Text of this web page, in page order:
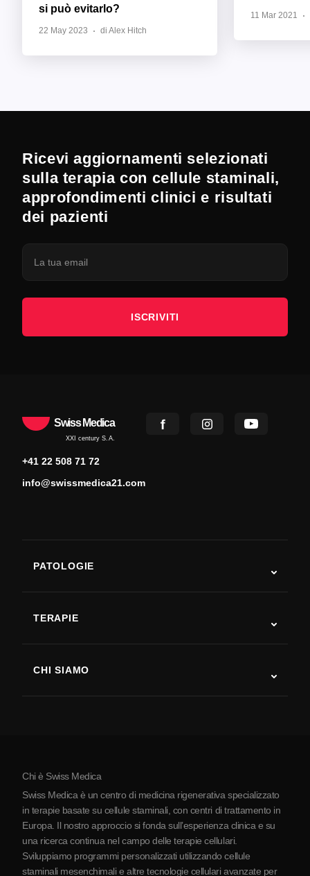
si può evitarlo?
22 May 2023 di Alex Hitch
11 Mar 2021
Ricevi aggiornamenti selezionati
sulla terapia con cellule staminali,
approfondimenti clinici e risultati
dei pazienti
ISCRIVITI
Swiss Medica
XXI century S.A.
+41 22 508 71 72
info@swissmedica21.com
PATOLOGIE
Malattia di Parkinson
Artrite
TERAPIE
CHI SIAMO
La Serbia
Partnership
Chi è Swiss Medica
Swiss Medica è un centro di medicina rigenerativa specializzato
in terapie basate su cellule staminali, con centri di trattamento in
Europa. Il nostro approccio si fonda sull’esperienza clinica e su
una ricerca continua nel campo delle terapie cellulari.
Sviluppiamo programmi personalizzati utilizzando cellule
staminali mesenchimali e altre tecnologie cellulari avanzate per